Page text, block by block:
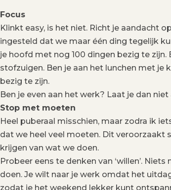
Focus
Klinkt easy, is het niet. Richt je aandacht
ingesteld dat we maar één ding tegelijk
je hoofd met nog 100 dingen bezig te
stofzuigen. Ben je aan het lunchen met je
bezig te zijn.
Ben je even aan het werk? Laat je dan
Stop met moeten
Heel puberaal misschien, maar zodra ik
dat we heel veel moeten. Dit veroorzaakt
krijgen van wat we doen.
Probeer eens te denken van ‘willen’.
doen. Je wilt naar je werk omdat het
zodat je het weekend lekker kunt